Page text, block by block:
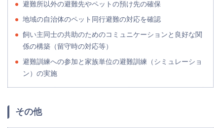
避難所以外の避難先やペットの預け先の確保
地域の自治体のペット同行避難の対応を確認
飼い主同士の共助のためのコミュニケーションと良好な関
係の構築（留守時の対応等）
避難訓練への参加と家族単位の避難訓練（シミュレーショ
ン）の実施
その他